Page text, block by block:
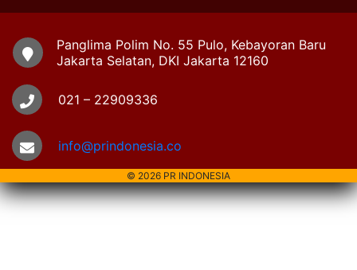
Panglima Polim No. 55 Pulo, Kebayoran Baru
Jakarta Selatan, DKI Jakarta 12160
021 – 22909336
info@prindonesia.co
© 2026 PR INDONESIA